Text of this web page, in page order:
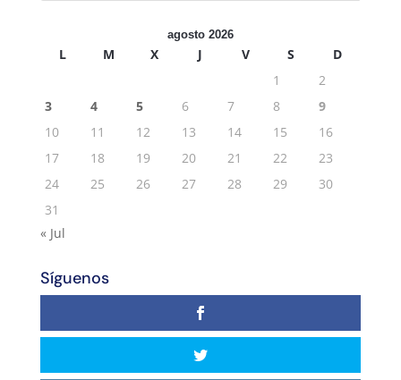
agosto 2026
L M X J V S
D
1
2
3
4 5 6 7 8
9
10
11 12 13 14 15
16
17
18 19 20 21 22
23
24
25 26 27 28 29
30
31
« Jul
Síguenos